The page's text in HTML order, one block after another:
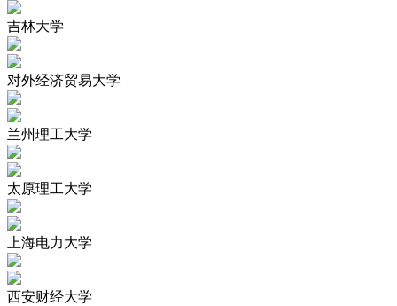
吉林大学
对外经济贸易大学
兰州理工大学
太原理工大学
上海电力大学
西安财经大学